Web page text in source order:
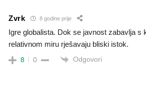
Zvrk 8 godine prije
Igre globalista. Dok se javnost zabavlja s
relativnom miru rješavaju bliski istok.
8 0 Odgovori